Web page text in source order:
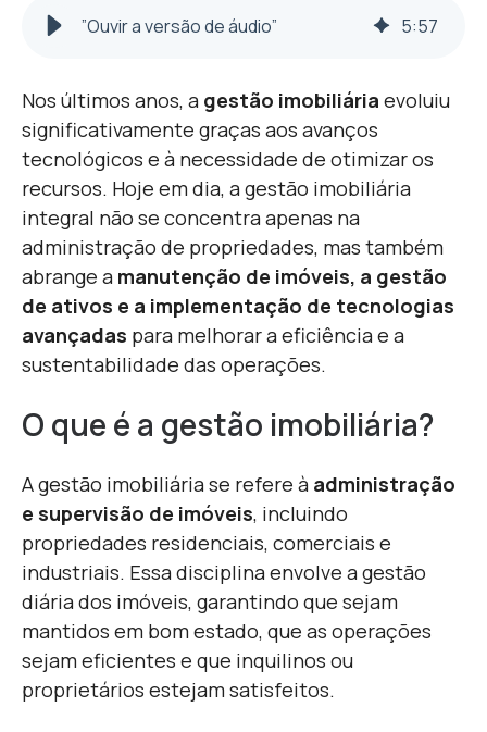
”Ouvir a versão de áudio” 5:57
Nos últimos anos, a gestão imobiliária evoluiu
significativamente graças aos avanços
tecnológicos e à necessidade de otimizar os
recursos. Hoje em dia, a gestão imobiliária
integral não se concentra apenas na
administração de propriedades, mas também
abrange a manutenção de imóveis, a gestão
de ativos e a implementação de tecnologias
avançadas para melhorar a eficiência e a
sustentabilidade das operações.
O que é a gestão imobiliária?
A gestão imobiliária se refere à administração
e supervisão de imóveis, incluindo
propriedades residenciais, comerciais e
industriais. Essa disciplina envolve a gestão
diária dos imóveis, garantindo que sejam
mantidos em bom estado, que as operações
sejam eficientes e que inquilinos ou
proprietários estejam satisfeitos.